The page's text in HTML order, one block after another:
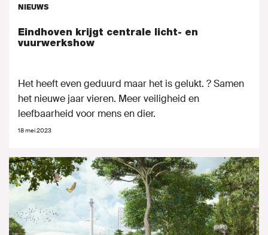
NIEUWS
Eindhoven krijgt centrale licht- en
vuurwerkshow
Het heeft even geduurd maar het is gelukt. ? Samen
het nieuwe jaar vieren. Meer veiligheid en
leefbaarheid voor mens en dier.
18 mei 2023